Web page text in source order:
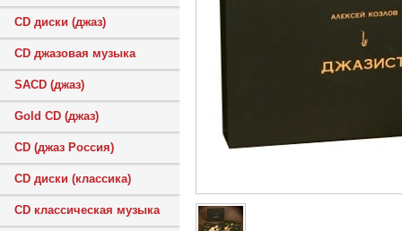
CD диски (джаз)
CD джазовая музыка
SACD (джаз)
Gold CD (джаз)
CD (джаз Россия)
CD диски (классика)
CD классическая музыка